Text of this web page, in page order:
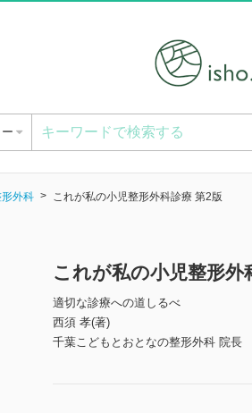
外科 これが私の小児整形外科診療 第2版
これが私の小児整形外
適切な診療への道しるべ
西須 孝(著)
千葉こどもとおとなの整形外科 院長